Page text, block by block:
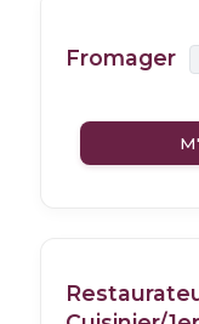
Fromager